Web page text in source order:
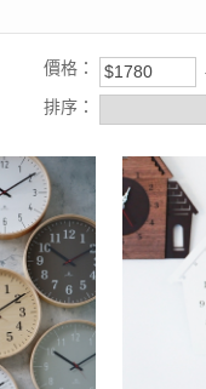
價格：
排序：